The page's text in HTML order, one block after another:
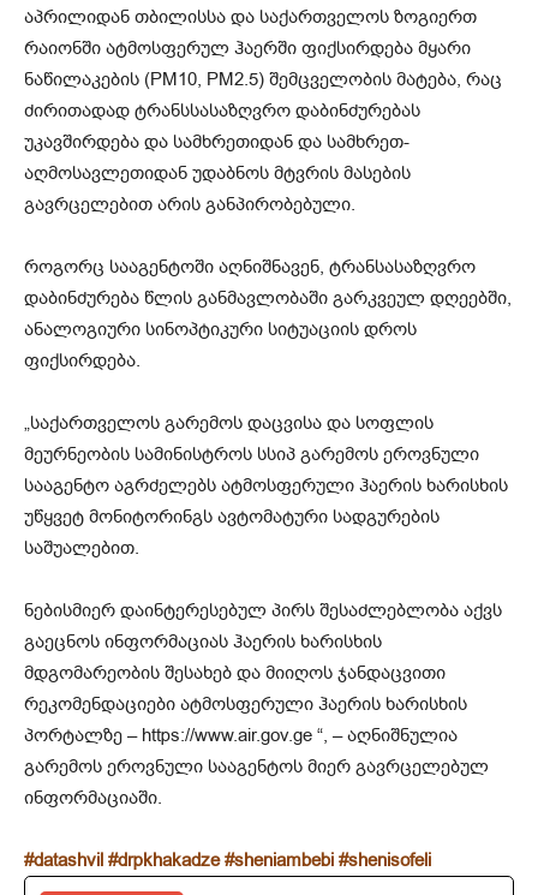
აპრილიდან თბილისსა და საქართველოს ზოგიერთ
რაიონში ატმოსფერულ ჰაერში ფიქსირდება მყარი
ნაწილაკების (PM10, PM2.5) შემცველობის მატება, რაც
ძირითადად ტრანსსასაზღვრო დაბინძურებას
უკავშირდება და სამხრეთიდან და სამხრეთ-
აღმოსავლეთიდან უდაბნოს მტვრის მასების
გავრცელებით არის განპირობებული.
როგორც სააგენტოში აღნიშნავენ, ტრანსასაზღვრო
დაბინძურება წლის განმავლობაში გარკვეულ დღეებში,
ანალოგიური სინოპტიკური სიტუაციის დროს
ფიქსირდება.
„საქართველოს გარემოს დაცვისა და სოფლის
მეურნეობის სამინისტროს სსიპ გარემოს ეროვნული
სააგენტო აგრძელებს ატმოსფერული ჰაერის ხარისხის
უწყვეტ მონიტორინგს ავტომატური სადგურების
საშუალებით.
ნებისმიერ დაინტერესებულ პირს შესაძლებლობა აქვს
გაეცნოს ინფორმაციას ჰაერის ხარისხის
მდგომარეობის შესახებ და მიიღოს ჯანდაცვითი
რეკომენდაციები ატმოსფერული ჰაერის ხარისხის
პორტალზე – https://www.air.gov.ge “, – აღნიშნულია
გარემოს ეროვნული სააგენტოს მიერ გავრცელებულ
ინფორმაციაში.
#datashvil #drpkhakadze #sheniambebi #shenisofeli